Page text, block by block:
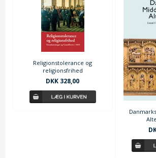
Religionstolerance og
religionsfrihed
DKK 328,00